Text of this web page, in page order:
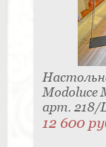
Modoluce
арт. 218/
12 600